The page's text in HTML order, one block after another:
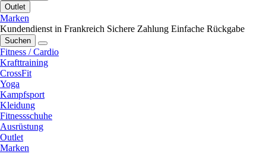
Outlet
Marken
Kundendienst in Frankreich Sichere Zahlung Einfache Rückgabe
Suchen
Fitness / Cardio
Krafttraining
CrossFit
Yoga
Kampfsport
Kleidung
Fitnessschuhe
Ausrüstung
Outlet
Marken